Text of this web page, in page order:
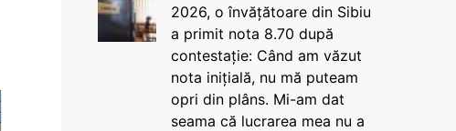
2026, o învățătoare din Sibiu
a primit nota 8.70 după
contestație: Când am văzut
nota inițială, nu mă puteam
opri din plâns. Mi-am dat
seama că lucrarea mea nu a